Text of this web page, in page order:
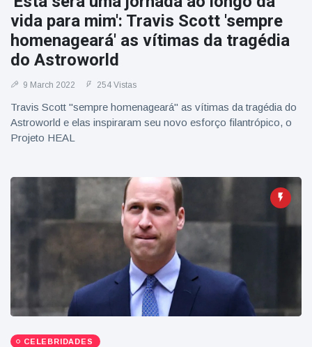
vida para mim': Travis Scott 'sempre
homenageará' as vítimas da tragédia
do Astroworld
9 March 2022 254 Vistas
Travis Scott "sempre homenageará" as vítimas da tragédia do
Astroworld e elas inspiraram seu novo esforço filantrópico, o
Projeto HEAL
CELEBRIDADES